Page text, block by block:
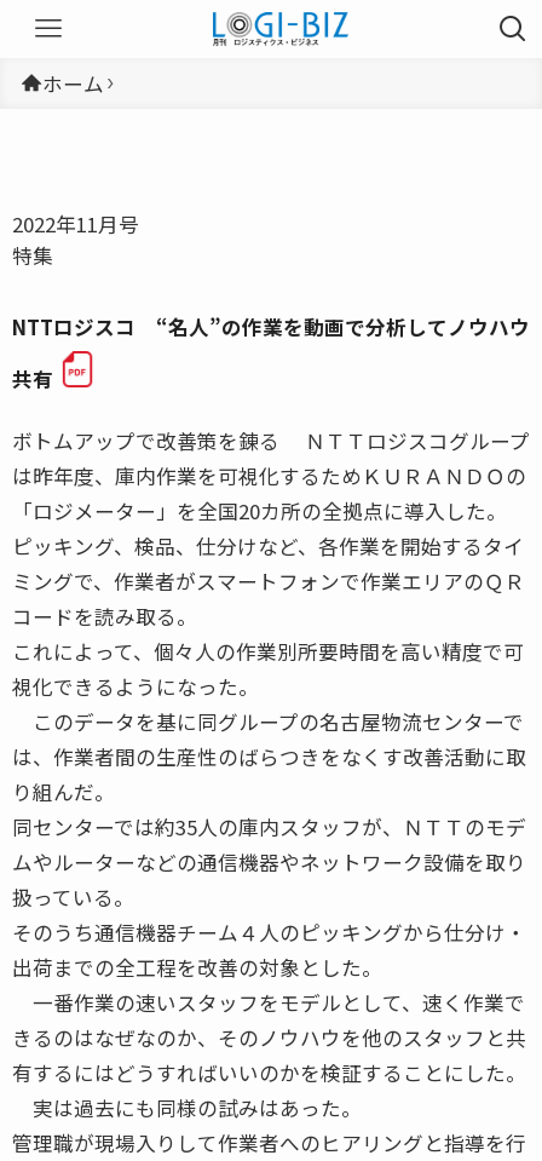
ホーム
2022年11月号
特集
NTTロジスコ “名人”の作業を動画で分析してノウハウ
共有
ボトムアップで改善策を錬る ＮＴＴロジスコグループ
は昨年度、庫内作業を可視化するためＫＵＲＡＮＤＯの
「ロジメーター」を全国20カ所の全拠点に導入した。
ピッキング、検品、仕分けなど、各作業を開始するタイ
ミングで、作業者がスマートフォンで作業エリアのＱＲ
コードを読み取る。
これによって、個々人の作業別所要時間を高い精度で可
視化できるようになった。
このデータを基に同グループの名古屋物流センターで
は、作業者間の生産性のばらつきをなくす改善活動に取
り組んだ。
同センターでは約35人の庫内スタッフが、ＮＴＴのモデ
ムやルーターなどの通信機器やネットワーク設備を取り
扱っている。
そのうち通信機器チーム４人のピッキングから仕分け・
出荷までの全工程を改善の対象とした。
一番作業の速いスタッフをモデルとして、速く作業で
きるのはなぜなのか、そのノウハウを他のスタッフと共
有するにはどうすればいいのかを検証することにした。
実は過去にも同様の試みはあった。
管理職が現場入りして作業者へのヒアリングと指導を行